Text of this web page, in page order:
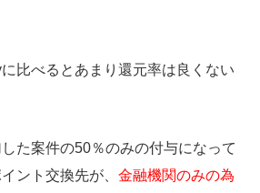
に比べるとあまり還元率は良くない
た案件の50％のみの付与になって
ント交換先が、 金融機関のみの為